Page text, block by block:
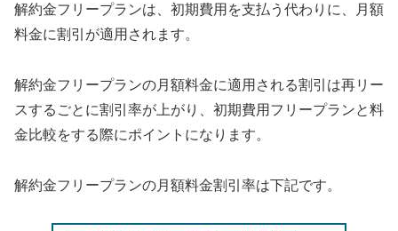
解約金フリープランは、初期費用を支払う代わりに、月額
料金に割引が適用されます。
解約金フリープランの月額料金に適用される割引は再リー
スするごとに割引率が上がり、初期費用フリープランと料
金比較をする際にポイントになります。
解約金フリープランの月額料金割引率は下記です。